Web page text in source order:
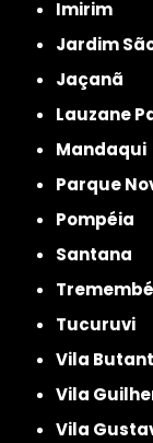
Imirim
Jardim
Jaçanã
Lauzane
Mandaqui
Parque
Pompéia
Santana
Tremembé
Tucuruvi
Vila
Vila
Vila